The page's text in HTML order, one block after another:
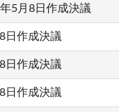
5月8日作成決議
日作成決議
日作成決議
日作成決議